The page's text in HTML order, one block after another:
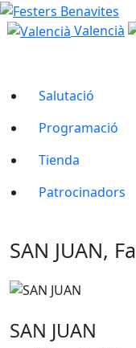
Valencià
Salutació
Programació
Tienda
Patrocinadors
SAN JUAN,
SAN JUAN